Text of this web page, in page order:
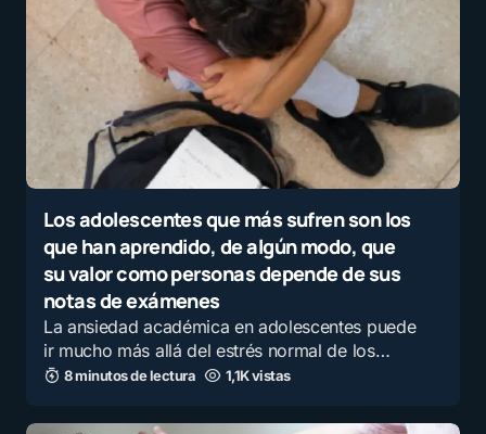
Los adolescentes que más sufren son los
que han aprendido, de algún modo, que
su valor como personas depende de sus
notas de exámenes
La ansiedad académica en adolescentes puede
ir mucho más allá del estrés normal de los…
8 minutos de lectura 1,1K vistas